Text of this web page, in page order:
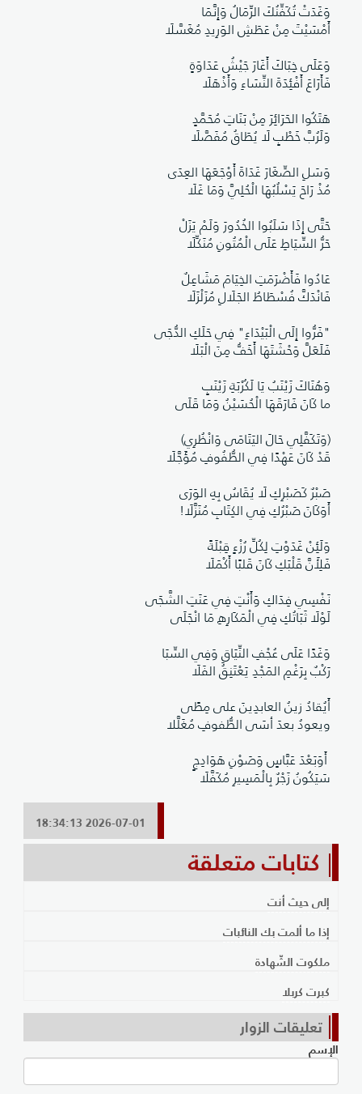
​وَغَدَتْ تُكَفِّنُكَ الرِّمَالُ وَإِنَّمَا
أَمْسَيْتَ مِنْ عَطَشِ الوَرِيدِ مُغَسَّلَا
​وَعَلَى خِبَاكَ أَغَارَ جَيْشُ عَدَاوَةٍ
فَأَرَاعَ أَفْئِدَةَ النِّسَاءِ وَأَذْهَلَا
​هَتَكُوا الحَرَائِرَ مِنْ بَنَاتِ مُحَمَّدٍ
وَلَرُبَّ خَطْبٍ لَا يُطَاقُ مُفَصَّلَا
​وَسَلِ الصِّغَارَ غَدَاةَ أَوْجَعَهَا العِدَى
مُذْ رَاحَ يَسْلُبُهَا الْحُلِيَّ وَمَا غَلَا
​حَتَّى إِذَا سَلَبُوا الخُدُورَ وَلَمْ يَزَلْ
حَرُّ السِّيَاطِ عَلَى الْمُتُونِ مُنَكِّلَا
​عَادُوا فَأَضْرَمَتِ الخِيَامَ مَشَاعِلٌ
فَانْدَكَّ فُسْطَاطُ الجَلَالِ مُزَلْزَلَا
"​فَرُّوا إِلَى الْبَيْدَاءِ" فِي حَلَكِ الدُّجَى
فَلَعَلَّ وَحْشَتَهَا أَخَفُّ مِنَ الْبَلَا
​وَهُنَاكَ زَيْنَبُ يَا لَكُرْبَةِ زَيْنَبٍ
ما كَانَ فَارَقَهَا الْحُسَيْنُ وَمَا قَلَى
(​وَتَكَفَّلِي حَالَ اليَتَامَى وَانْظُرِي)
قَدْ كَانَ عَهْدًا فِي الطُّفُوفِ مُؤَجَّلَا
​صَبْرٌ كَصَبْرِكِ لَا يُقَاسُ بِهِ الوَرَى
أَوَكَانَ صَبْرُكِ فِي الكِتَابِ مُنَزَّلَا!
​وَلَئِنْ غَدَوْتِ لِكُلِّ رُزْءٍ قِبْلَةً
فَلِأَنَّ قَلْبَكِ كَانَ قَلبًا أَكْمَلَا
​نَفْسِي فِدَاكِ وَأَنْتِ فِي عَنَتِ الشَّجَى
لَوْلَا ثَبَاتُكِ فِي الْمَكَارِهِ مَا انْجَلَى
​وَغَدًا عَلَى عُجْفِ النِّيَاقِ وَفِي السِّبَا
رَكْبٌ بِرَغْمِ المَجْدِ يَعْتَنِقُ الفَلَا
أَيُقادُ زينُ العابدِينَ على مِطًى
ويعودُ بعدَ أسَى الطُّفوفِ مُغَلَّلا
أَوَبَعْدَ عَبَّاسٍ وَصَوْنِ هَوَادِجٍ
سَيَكُونُ زَجْرٌ بِالْمَسِيرِ مُكَفَّلَا
2026-07-01 18:34:13
كتابات متعلقة
إلى حيث أنت
إذا ما ألمت بك النائبات
ملكوت الشّهادة
كبرت كربلا
تعليقات الزوار
الإسم